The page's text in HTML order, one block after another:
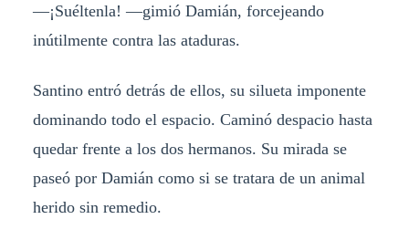
—¡Suéltenla! —gimió Damián, forcejeando
inútilmente contra las ataduras.
Santino entró detrás de ellos, su silueta imponente
dominando todo el espacio. Caminó despacio hasta
quedar frente a los dos hermanos. Su mirada se
paseó por Damián como si se tratara de un animal
herido sin remedio.